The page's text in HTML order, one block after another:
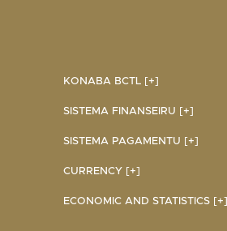
KONABA BCTL [+]
SISTEMA FINANSEIRU [+]
SISTEMA PAGAMENTU [+]
CURRENCY [+]
ECONOMIC AND STATISTICS [+]